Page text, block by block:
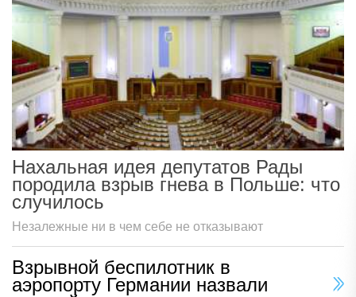
Нахальная идея депутатов Рады
породила взрыв гнева в Польше: что
случилось
Незалежные ни в чем себе не отказывают
Взрывной беспилотник в
аэропорту Германии назвали